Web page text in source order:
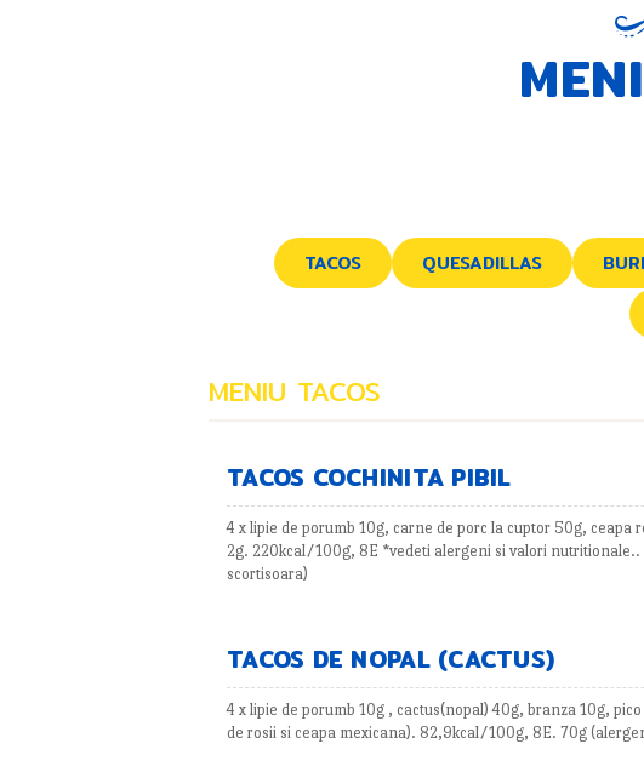
TACOS QUESADILLAS
MENIU TACOS
TACOS COCHINITA PIBIL
4 x lipie de porumb 10g, carne de porc la cuptor 50g, ceapa
2g. 220kcal/100g, 8E *vedeti alergeni si valori nutritionale..
scortisoara)
TACOS DE NOPAL (CACTUS)
4 x lipie de porumb 10g , cactus(nopal) 40g, branza 10g,
de rosii si ceapa mexicana). 82,9kcal/100g, 8E. 70g